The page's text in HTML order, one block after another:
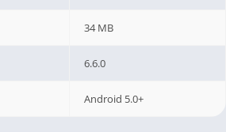
34 MB
6.6.0
Android 5.0+